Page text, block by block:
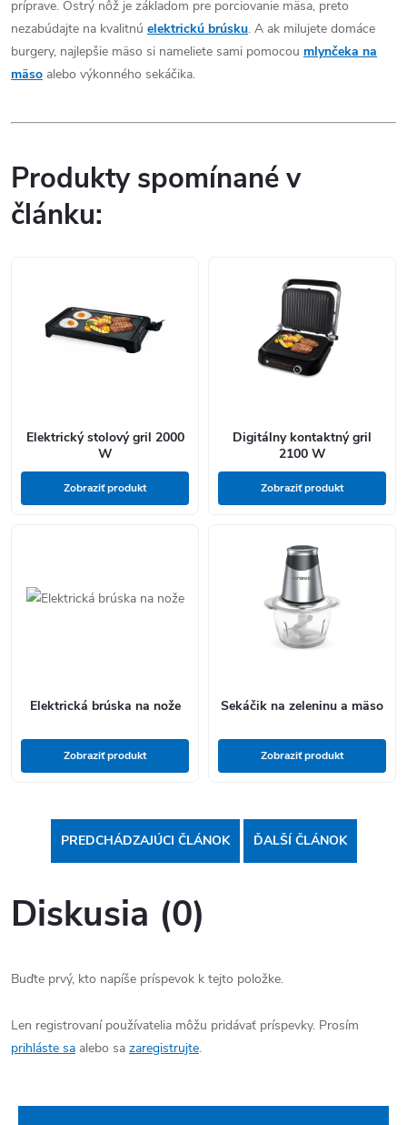
príprave. Ostrý nôž je základom pre porciovanie mäsa, preto
nezabúdajte na kvalitnú elektrickú brúsku. A ak milujete domáce
burgery, najlepšie mäso si nameliete sami pomocou mlynčeka na
mäso alebo výkonného sekáčika.
Produkty spomínané v
článku:
Elektrický stolový gril 2000
W
Zobraziť produkt
Digitálny kontaktný gril
2100 W
Zobraziť produkt
Elektrická brúska na nože
Zobraziť produkt
Sekáčik na zeleninu a mäso
Zobraziť produkt
PREDCHÁDZAJÚCI ČLÁNOK ĎALŠÍ ČLÁNOK
Diskusia (0)
Buďte prvý, kto napíše príspevok k tejto položke.
Len registrovaní používatelia môžu pridávať príspevky. Prosím
prihláste sa alebo sa zaregistrujte.